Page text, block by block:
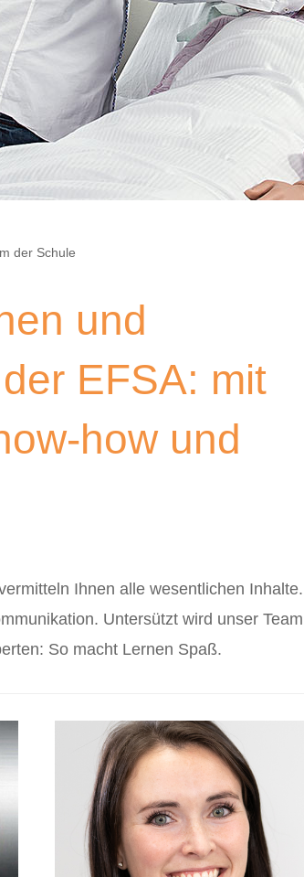
der Schule
und
EFSA: mit
how und
Ihnen alle wesentlichen Inhalte.
Untersützt wird unser Team
So macht Lernen Spaß.